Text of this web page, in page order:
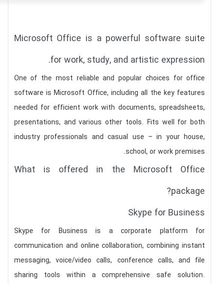
Microsoft Office is a powerful software suite
for work, study, and artistic expression.
One of the most reliable and popular choices for office
software is Microsoft Office, including all the key features
needed for efficient work with documents, spreadsheets,
presentations, and various other tools. Fits well for both
industry professionals and casual use – in your house,
school, or work premises.
What is offered in the Microsoft Office
package?
Skype for Business
Skype for Business is a corporate platform for
communication and online collaboration, combining instant
messaging, voice/video calls, conference calls, and file
sharing tools within a comprehensive safe solution.